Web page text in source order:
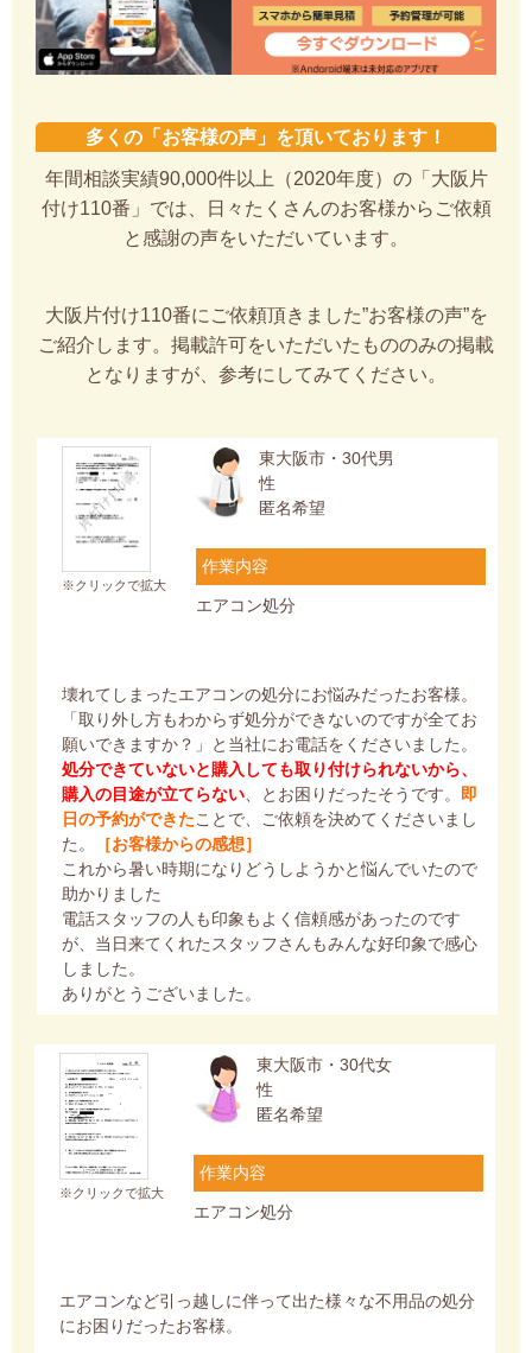
多くの「お客様の声」を頂いております！
年間相談実績90,000件以上（2020年度）の「大阪片
付け110番」では、日々たくさんのお客様からご依頼
と感謝の声をいただいています。
大阪片付け110番にご依頼頂きました”お客様の声”を
ご紹介します。掲載許可をいただいたもののみの掲載
となりますが、参考にしてみてください。
※クリックで拡大
東大阪市・30代男
性
匿名希望
作業内容
エアコン処分
壊れてしまったエアコンの処分にお悩みだったお客様。
「取り外し方もわからず処分ができないのですが全てお
願いできますか？」と当社にお電話をくださいました。
処分できていないと購入しても取り付けられないから、
購入の目途が立てらない、とお困りだったそうです。 即
日の予約ができたことで、ご依頼を決めてくださいまし
た。
［お客様からの感想］
これから暑い時期になりどうしようかと悩んでいたので
助かりました
電話スタッフの人も印象もよく信頼感があったのです
が、当日来てくれたスタッフさんもみんな好印象で感心
しました。
ありがとうございました。
※クリックで拡大
東大阪市・30代女
性
匿名希望
作業内容
エアコン処分
エアコンなど引っ越しに伴って出た様々な不用品の処分
にお困りだったお客様。